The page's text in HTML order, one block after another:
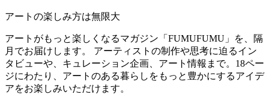
アートの楽しみ方は無限大
アートがもっと楽しくなるマガジン「FUMUFUMU」を、隔
月でお届けします。 アーティストの制作や思考に迫るイン
タビューや、キュレーション企画、アート情報まで。18ペー
ジにわたり、アートのある暮らしをもっと豊かにするアイデ
アをお楽しみいただけます。